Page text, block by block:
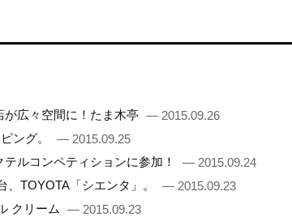
広々空間に！たま木亭 — 2015.09.26
ング。
— 2015.09.25
ルコンペティションに参加！
— 2015.09.24
、TOYOTA「シエンタ」。
— 2015.09.23
クリーム
— 2015.09.23